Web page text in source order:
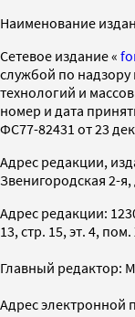
Наименование
Cетевое издание «
службой по
технологий и
номер и дата
ФС77-82431 от 23
Адрес редакции,
Звенигородская 2-я,
Адрес редакции:
13, стр. 15, эт. 4, пом.
Главный редактор:
Адрес электронной